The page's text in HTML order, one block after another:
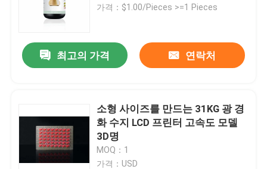
가격：$1.00/Pieces >=1 Pieces
최고의 가격 연락처
소형 사이즈를 만드는 31KG 광 경
화 수지 LCD 프린터 고속도 모델
3D명
MOQ：1
가격：USD